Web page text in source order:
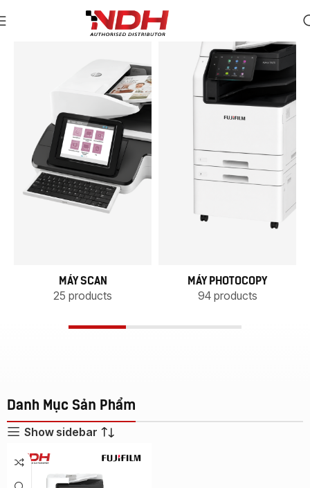
MÁY SCAN
25 products
MÁY PHOTOCOPY
94 products
Danh Mục Sản Phẩm
Show sidebar